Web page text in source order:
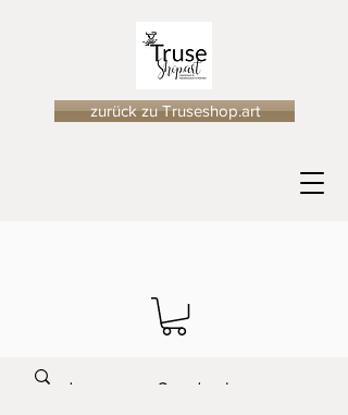
zurück zu Truseshop.art